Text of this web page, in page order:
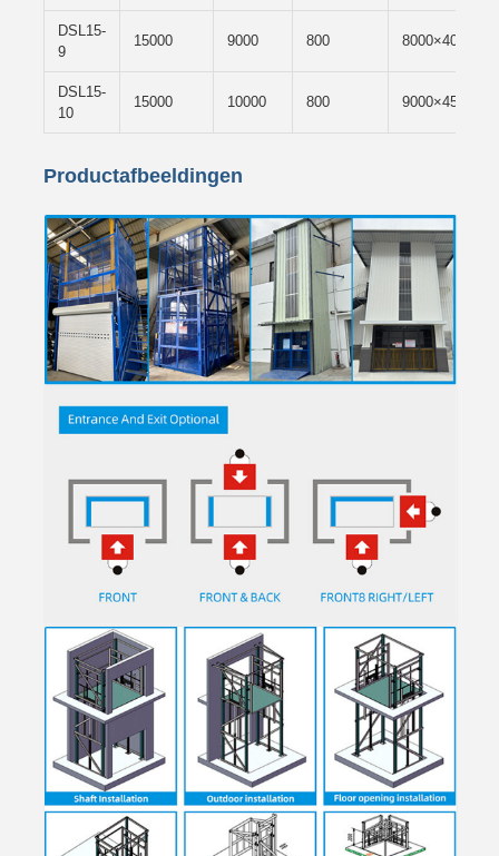
DSL15-
9
15000 9000 800 8000×4000
DSL15-
10
15000 10000 800 9000×4500
Productafbeeldingen